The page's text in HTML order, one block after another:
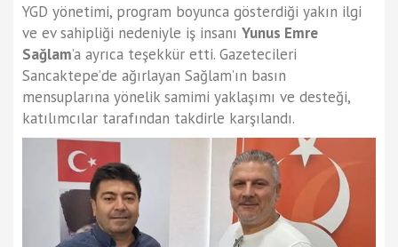
YGD yönetimi, program boyunca gösterdiği yakın ilgi
ve ev sahipliği nedeniyle iş insanı Yunus Emre
Sağlam’a ayrıca teşekkür etti. Gazetecileri
Sancaktepe’de ağırlayan Sağlam’ın basın
mensuplarına yönelik samimi yaklaşımı ve desteği,
katılımcılar tarafından takdirle karşılandı.